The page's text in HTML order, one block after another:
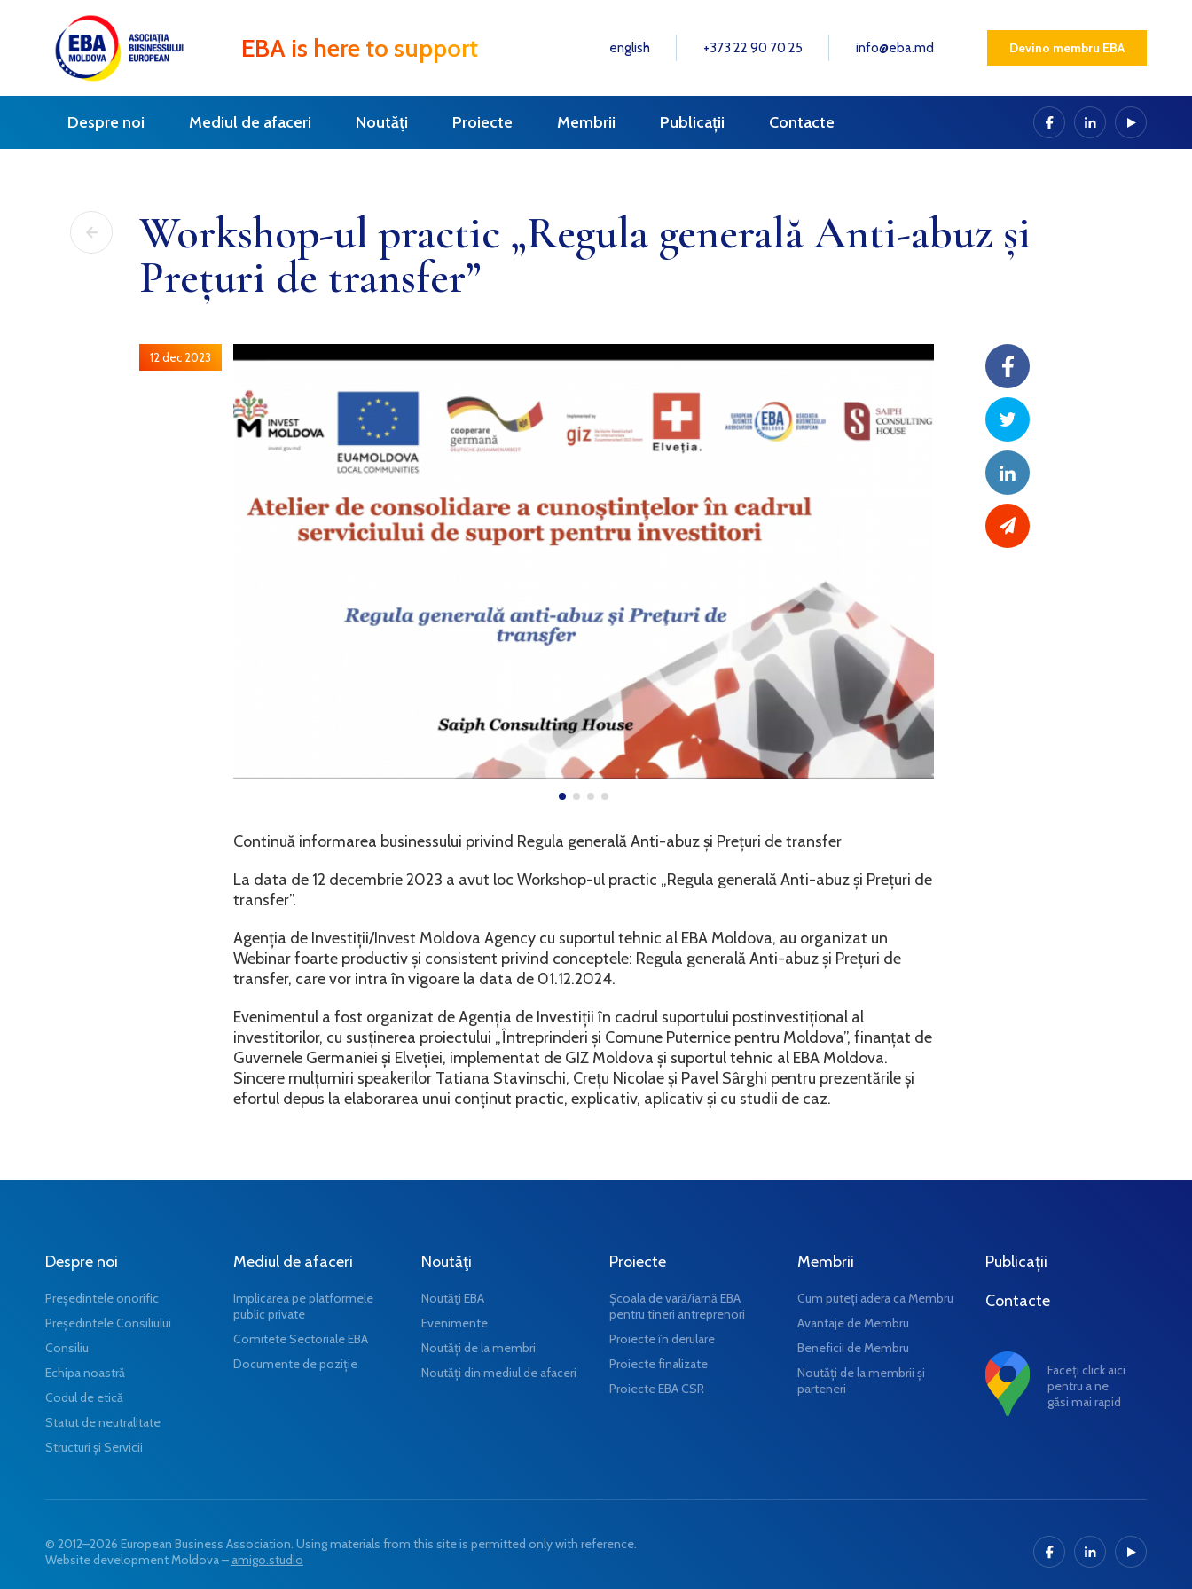
EBA is here to support english +373 22 90 70 25 info@eba.md Devino membru EBA
Despre noi Mediul de afaceri Noutăţi Proiecte Membrii Publicații Contacte
Workshop-ul practic „Regula generală Anti-abuz și
Prețuri de transfer”
12 dec 2023
Continuă informarea businessului privind Regula generală Anti-abuz și Prețuri de transfer
La data de 12 decembrie 2023 a avut loc Workshop-ul practic „Regula generală Anti-abuz și Prețuri de
transfer”.
Agenția de Investiții/Invest Moldova Agency cu suportul tehnic al EBA Moldova, au organizat un
Webinar foarte productiv și consistent privind conceptele: Regula generală Anti-abuz și Prețuri de
transfer, care vor intra în vigoare la data de 01.12.2024.
Evenimentul a fost organizat de Agenția de Investiții în cadrul suportului postinvestițional al
investitorilor, cu susținerea proiectului „Întreprinderi și Comune Puternice pentru Moldova”, finanțat de
Guvernele Germaniei și Elveției, implementat de GIZ Moldova și suportul tehnic al EBA Moldova.
Sincere mulțumiri speakerilor Tatiana Stavinschi, Crețu Nicolae și Pavel Sârghi pentru prezentările și
efortul depus la elaborarea unui conținut practic, explicativ, aplicativ și cu studii de caz.
Despre noi
Președintele onorific
Președintele Consiliului
Consiliu
Echipa noastră
Codul de etică
Statut de neutralitate
Structuri și Servicii
Mediul de afaceri
Implicarea pe platformele
public private
Comitete Sectoriale EBA
Documente de poziție
Noutăţi
Noutăţi EBA
Evenimente
Noutăți de la membri
Noutăți din mediul de afaceri
Proiecte
Școala de vară/iarnă EBA
pentru tineri antreprenori
Proiecte în derulare
Proiecte finalizate
Proiecte EBA CSR
Membrii
Cum puteți adera ca Membru
Avantaje de Membru
Beneficii de Membru
Noutăți de la membrii și
parteneri
Publicații
Contacte
Faceți click aici
pentru a ne
găsi mai rapid
© 2012–2026 European Business Association. Using materials from this site is permitted only with reference.
Website development Moldova – amigo.studio